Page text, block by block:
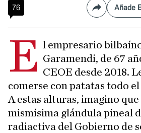
76 Compartir
Añade
E l empresario
Garamendi, de 67
CEOE desde 2018.
comerse con patatas todo
A estas alturas, imagino
mismísima glándula pineal
radiactiva del Gobierno de